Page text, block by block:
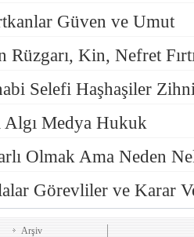
Güven ve Umut
Rüzgarı, Kin, Nefret
Selefi Haşhaşiler
Medya Hukuk
Olmak Ama Neden
Görevliler ve Karar
Arşiv